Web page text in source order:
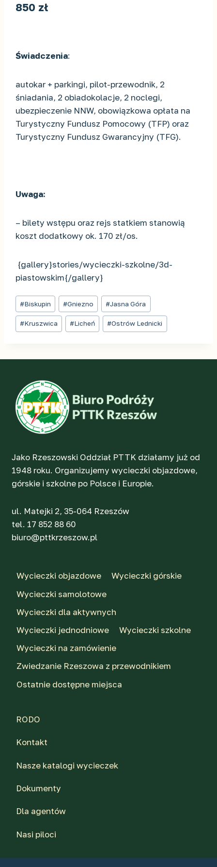
850 zł
Świadczenia:
autokar + parkingi, pilot-przewodnik, 2
śniadania, 2 obiadokolacje, 2 noclegi,
ubezpieczenie NNW, obowiązkowa opłata na
Turystyczny Fundusz Pomocowy (TFP) oraz
Turystyczny Fundusz Gwarancyjny (TFG).
Uwaga:
– bilety wstępu oraz rejs statkiem stanowią
koszt dodatkowy ok. 170 zł/os.
{gallery}stories/wycieczki-szkolne/3d-
piastowskim{/gallery}
Tagi
wpisu:
#Biskupin #Gniezno #Jasna Góra
#Kruszwica #Licheń #Ostrów Lednicki
Jako Rzeszowski Oddział PTTK działamy już od
1948 roku. Organizujemy wycieczki objazdowe,
górskie i szkolne po Polsce i Europie.
ul. Matejki 2, 35-064 Rzeszów
tel. 17 852 88 60
biuro@pttkrzeszow.pl
Wycieczki objazdowe
Wycieczki górskie
Wycieczki samolotowe
Wycieczki dla aktywnych
Wycieczki jednodniowe
Wycieczki szkolne
Wycieczki na zamówienie
Zwiedzanie Rzeszowa z przewodnikiem
Ostatnie dostępne miejsca
RODO
Kontakt
Nasze katalogi wycieczek
Dokumenty
Dla agentów
Nasi piloci